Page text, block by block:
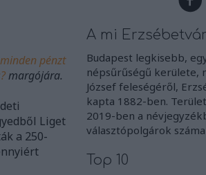
pénzt
margójára.
Liget
a 250-
A mi
Budapest legkisebb,
népsűrűségű kerülete,
József feleségéről,
kapta 1882-ben.
2019-ben a
választópolgárok
Top 10